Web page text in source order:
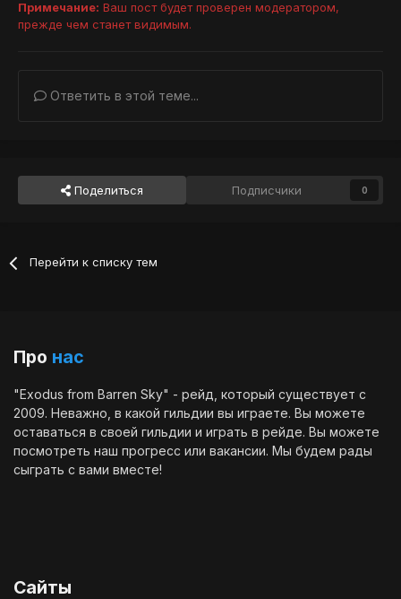
Примечание: Ваш пост будет проверен модератором,
прежде чем станет видимым.
Ответить в этой теме...
Поделиться Подписчики 0
Перейти к списку тем
Про нас
"Exodus from Barren Sky" - рейд, который существует с
2009. Неважно, в какой гильдии вы играете. Вы можете
оставаться в своей гильдии и играть в рейде. Вы можете
посмотреть наш прогресс или вакансии. Мы будем рады
сыграть с вами вместе!
Сайты